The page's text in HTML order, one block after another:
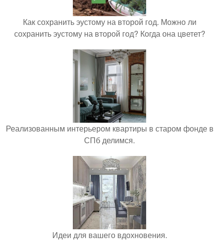
Как сохранить эустому на второй год. Можно ли
сохранить эустому на второй год? Когда она цветет?
Реализованным интерьером квартиры в старом фонде в
СПб делимся.
Идеи для вашего вдохновения.